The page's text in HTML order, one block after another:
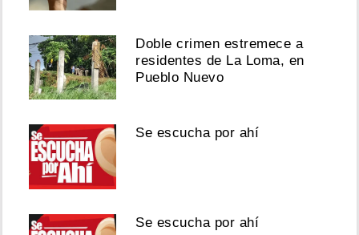
Doble crimen estremece a
residentes de La Loma, en
Pueblo Nuevo
Se escucha por ahí
Se escucha por ahí